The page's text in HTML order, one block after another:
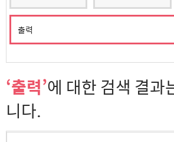
‘출력’에 대한 검색 결과
니다.